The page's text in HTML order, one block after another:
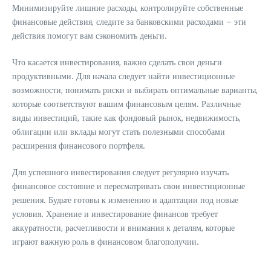
Минимизируйте лишние расходы, контролируйте собственные
финансовые действия, следите за банковскими расходами – эти
действия помогут вам сэкономить деньги.
Что касается инвестирования, важно сделать свои деньги
продуктивными. Для начала следует найти инвестиционные
возможности, понимать риски и выбирать оптимальные варианты,
которые соответствуют вашим финансовым целям. Различные
виды инвестиций, такие как фондовый рынок, недвижимость,
облигации или вклады могут стать полезными способами
расширения финансового портфеля.
Для успешного инвестирования следует регулярно изучать
финансовое состояние и пересматривать свои инвестиционные
решения. Будьте готовы к изменению и адаптации под новые
условия. Хранение и инвестирование финансов требует
аккуратности, расчетливости и внимания к деталям, которые
играют важную роль в финансовом благополучии.